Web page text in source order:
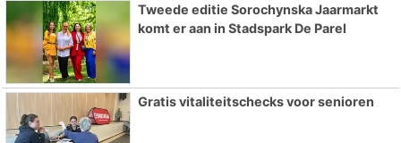
Tweede editie Sorochynska Jaarmarkt
komt er aan in Stadspark De Parel
Gratis vitaliteitschecks voor senioren